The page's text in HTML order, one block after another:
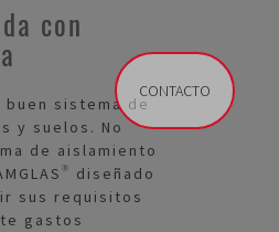
con
buen sistema de
y suelos. No
de aislamiento
diseñado
sus requisitos
gastos
CONTACTO